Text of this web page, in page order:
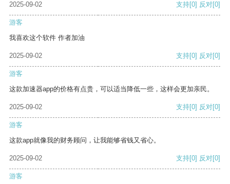
2025-09-02 支持[0] 反对[0]
游客
我喜欢这个软件 作者加油
2025-09-02 支持[0] 反对[0]
游客
这款加速器app的价格有点贵，可以适当降低一些，这样会更加亲民。
2025-09-02 支持[0] 反对[0]
游客
这款app就像我的财务顾问，让我能够省钱又省心。
2025-09-02 支持[0] 反对[0]
游客